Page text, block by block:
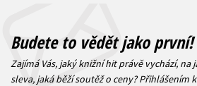
Budete to vědět jako první!
Zajímá Vás, jaký knižní hit právě vychází, na
sleva, jaká běží soutěž o ceny? Přihlášením